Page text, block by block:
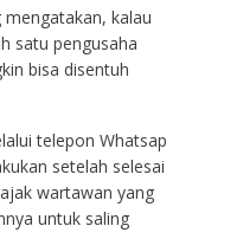
kalau
satu pengusaha
bisa disentuh
telepon Whatsap
setelah selesai
wartawan yang
untuk saling